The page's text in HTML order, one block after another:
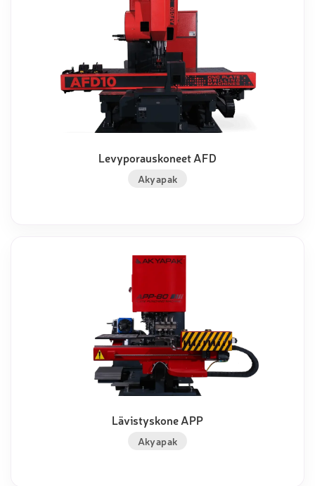
Levyporauskoneet AFD
Akyapak
Lävistyskone APP
Akyapak